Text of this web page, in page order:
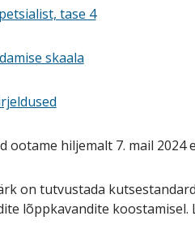
tase 4
skaala
ootame hiljemalt 7. mail 2024
on tutvustada
lõppkavandite